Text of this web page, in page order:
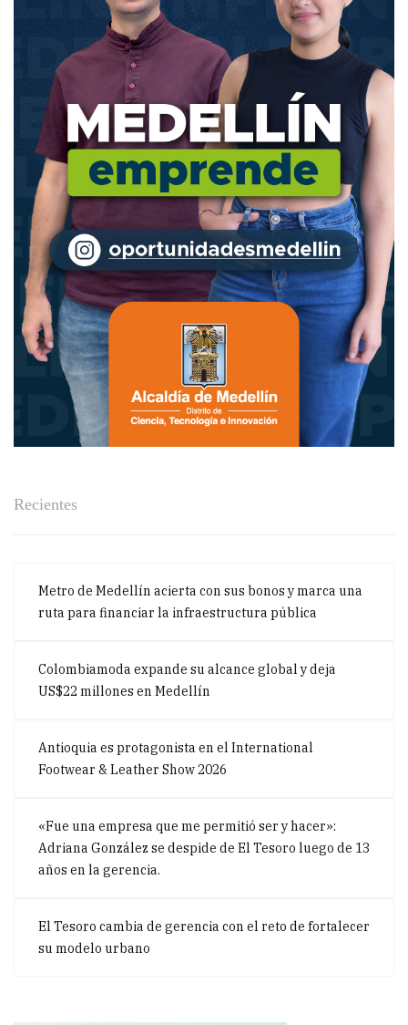
Recientes
Metro de Medellín acierta con sus bonos y marca una
ruta para financiar la infraestructura pública
Colombiamoda expande su alcance global y deja
US$22 millones en Medellín
Antioquia es protagonista en el International
Footwear & Leather Show 2026
«Fue una empresa que me permitió ser y hacer»:
Adriana González se despide de El Tesoro luego de 13
años en la gerencia.
El Tesoro cambia de gerencia con el reto de fortalecer
su modelo urbano